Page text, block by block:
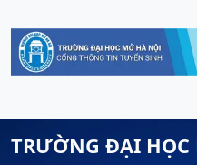
TRƯỜNG ĐẠI